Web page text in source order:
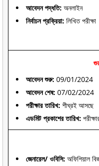
আবেদন পদ্ধতি: অনলাইন
নির্বাচন প্রক্রিয়া: লিখিত পরীক্ষা
আবেদন শুরু: 09/01/2024
আবেদন শেষ: 07/02/2024
পরীক্ষার তারিখ: শীঘ্রই আসছে
এডমিট প্রকাশের তারিখ:
জেনারেল/ ওবিসি: অফিশিয়াল